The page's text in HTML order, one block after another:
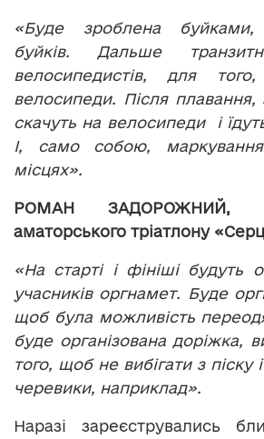
«Буде зроблена
буйків. Дальше
велосипедистів, для
велосипеди. Після
скачуть на велосипеди і
І, само собою,
місцях».
РОМАН ЗАДОРОЖНИЙ,
аматорського тріатлону
«На старті і фініші будуть
учасників оргнамет. Буде
щоб була можливість
буде організована доріжка,
того, щоб не вибігати з піску
черевики, наприклад».
Наразі зареєструвались